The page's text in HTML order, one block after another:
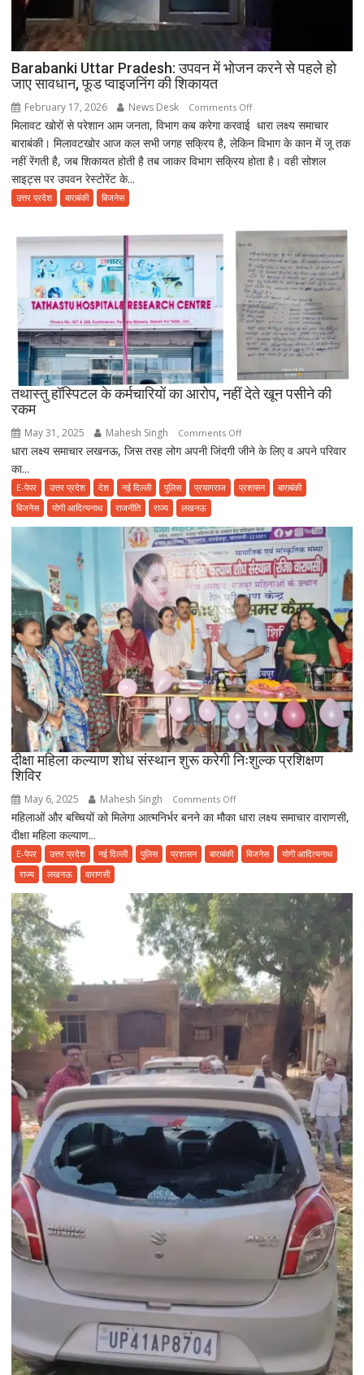
Barabanki Uttar Pradesh: उपवन में भोजन करने से पहले हो
जाए सावधान, फूड प्वाइजनिंग की शिकायत
February 17, 2026 News Desk Comments Offon
Barabanki
Uttar
Pradesh:
करने
से
पहले
हो
जाए
सावधान,
फूड
प्वाइजनिंग
की
शिकायत
मिलावट खोरों से परेशान आम जनता, विभाग कब करेगा करवाई धारा लक्ष्य समाचार
बाराबंकी। मिलावटखोर आज कल सभी जगह सक्रिय है, लेकिन विभाग के कान में जू तक
नहीं रेंगती है, जब शिकायत होती है तब जाकर विभाग सक्रिय होता है। वही सोशल
साइट्स पर उपवन रेस्टोरेंट के...
उत्तर प्रदेश बाराबंकी बिजनेस
तथास्तु हॉस्पिटल के कर्मचारियों का आरोप, नहीं देते खून पसीने की
रकम
May 31, 2025 Mahesh Singh Comments Offon
तथास्तु
के
आरोप,
नहीं
देते
खून
पसीने
की
रकम
धारा लक्ष्य समाचार लखनऊ, जिस तरह लोग अपनी जिंदगी जीने के लिए व अपने परिवार
का...
E-पेपर उत्तर प्रदेश देश नई दिल्ली पुलिस प्रयागराज प्रशासन
बाराबंकी
बिजनेस
योगी आदित्यनाथ राजनीति राज्य लखनऊ
दीक्षा महिला कल्याण शोध संस्थान शुरू करेगी निःशुल्क प्रशिक्षण
शिविर
May 6, 2025 Mahesh Singh Comments Offon
दीक्षा
कल्याण
करेगी
निःशुल्क
प्रशिक्षण
शिविर
महिलाओं और बच्चियों को मिलेगा आत्मनिर्भर बनने का मौका धारा लक्ष्य समाचार वाराणसी,
दीक्षा महिला कल्याण...
E-पेपर उत्तर प्रदेश नई दिल्ली पुलिस प्रशासन बाराबंकी बिजनेस
योगी आदित्यनाथ
राज्य
लखनऊ वाराणसी